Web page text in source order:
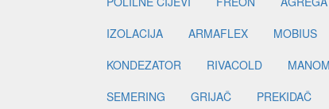
IZOLACIJA
ARMAFLEX MOBIUS
KONDEZATOR
RIVACOLD
SEMERING
GRIJAČ PREKIDAČ